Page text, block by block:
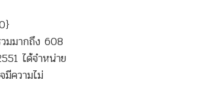
มมากถึง 608
ได้จำหน่าย
มีความไม่